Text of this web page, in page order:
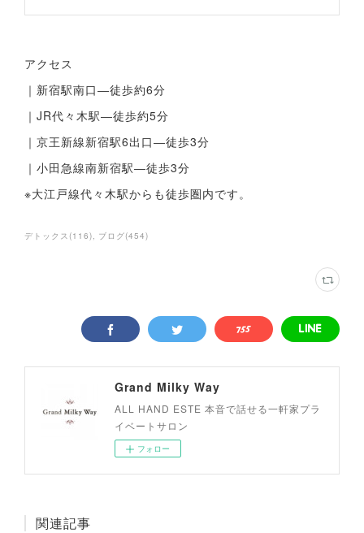
アクセス
｜新宿駅南口―徒歩約6分
｜JR代々木駅―徒歩約5分
｜京王新線新宿駅6出口―徒歩3分
｜小田急線南新宿駅―徒歩3分
※大江戸線代々木駅からも徒歩圏内です。
デトックス (116) ブログ(454)
Grand Milky Way
ALL HAND ESTE 本音で話せる一軒家プラ
イベートサロン
フォロー
関連記事